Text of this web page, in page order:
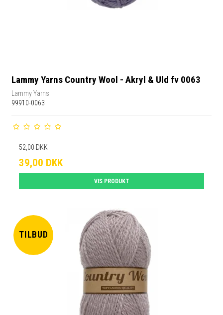
Lammy Yarns Country Wool - Akryl & Uld fv 0063
Lammy Yarns
99910-0063
52,00 DKK
39,00 DKK
VIS PRODUKT
TILBUD